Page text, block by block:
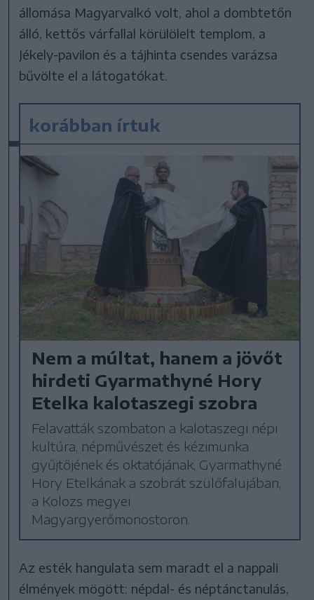
állomása Magyarvalkó volt, ahol a dombtetőn
álló, kettős várfallal körülölelt templom, a
Jékely-pavilon és a tájhinta csendes varázsa
bűvölte el a látogatókat.
korábban írtuk
Nem a múltat, hanem a jövőt
hirdeti Gyarmathyné Hory
Etelka kalotaszegi szobra
Felavatták szombaton a kalotaszegi népi
kultúra, népművészet és kézimunka
gyűjtőjének és oktatójának, Gyarmathyné
Hory Etelkának a szobrát szülőfalujában,
a Kolozs megyei
Magyargyerőmonostoron.
Az esték hangulata sem maradt el a nappali
élmények mögött: népdal- és néptánctanulás,